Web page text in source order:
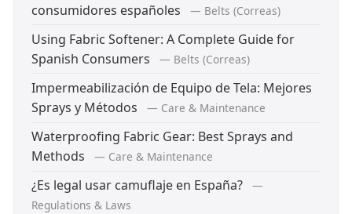
consumidores españoles
— Belts (Correas)
Using Fabric Softener: A Complete Guide for
Spanish Consumers
— Belts (Correas)
Impermeabilización de Equipo de Tela: Mejores
Sprays y Métodos
— Care & Maintenance
Waterproofing Fabric Gear: Best Sprays and
Methods
— Care & Maintenance
¿Es legal usar camuflaje en España?
—
Regulations & Laws